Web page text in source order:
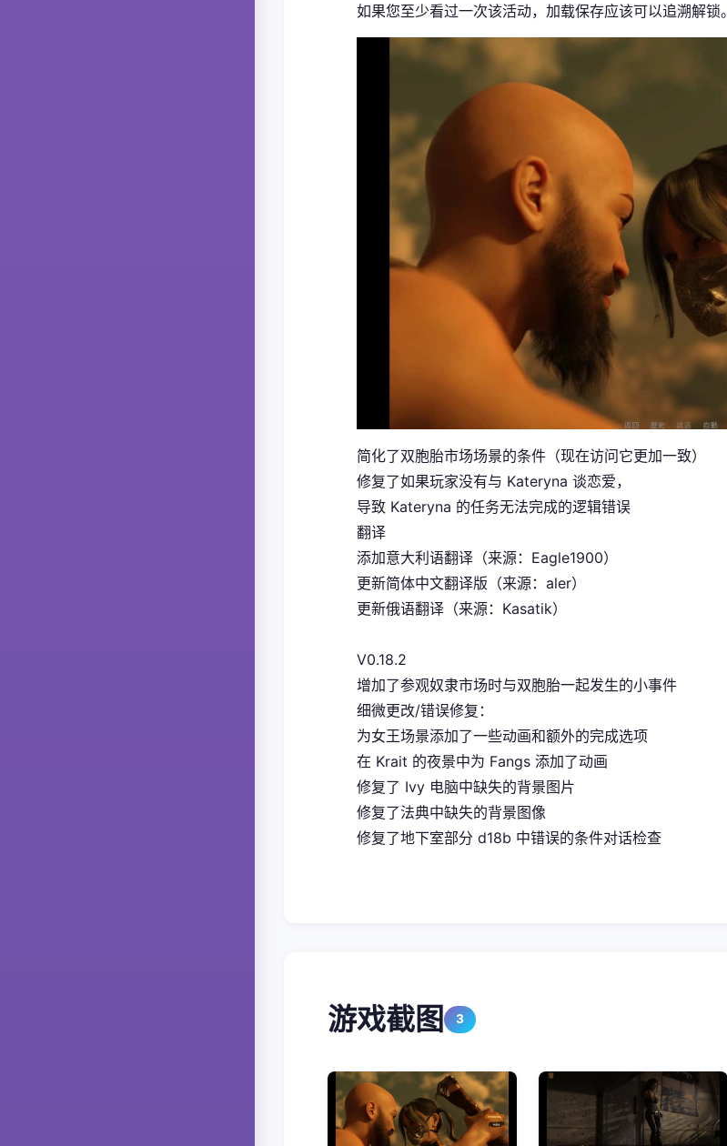
如果您至少看过一次该活动，加载保存应该可以追溯解锁。
简化了双胞胎市场场景的条件（现在访问它更加一致）
修复了如果玩家没有与 Kateryna 谈恋爱，
导致 Kateryna 的任务无法完成的逻辑错误
翻译
添加意大利语翻译（来源：Eagle1900）
更新简体中文翻译版（来源：aler）
更新俄语翻译（来源：Kasatik）
V0.18.2
增加了参观奴隶市场时与双胞胎一起发生的小事件
细微更改/错误修复：
为女王场景添加了一些动画和额外的完成选项
在 Krait 的夜景中为 Fangs 添加了动画
修复了 Ivy 电脑中缺失的背景图片
修复了法典中缺失的背景图像
修复了地下室部分 d18b 中错误的条件对话检查
游戏截图 3